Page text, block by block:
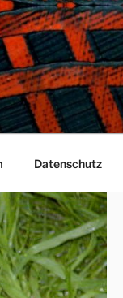
Datenschutz